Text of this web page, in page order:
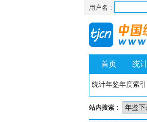
用户名：
首页 统
统计年鉴年度索引
站内搜索：